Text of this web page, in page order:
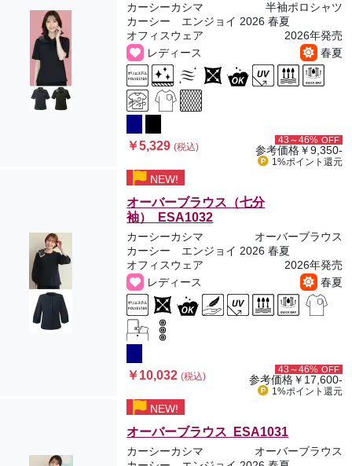
カーシーカシマ
半袖ポロシャツ
カーシー エンジョイ 2026 春夏
オフィスウェア
2026年発売
レディース
春夏
￥5,329(税込)
43～46% OFF
参考価格￥9,350-
1%ポイント 還元
NEW!
オーバーブラウス（七分
袖） ESA1032
カーシーカシマ
オーバーブラウス
カーシー エンジョイ 2026 春夏
オフィスウェア
2026年発売
レディース
春夏
￥10,032(税込)
43～46% OFF
参考価格￥17,600-
1%ポイント 還元
NEW!
オーバーブラウス ESA1031
カーシーカシマ
オーバーブラウス